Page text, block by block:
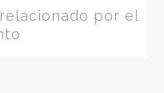
por el